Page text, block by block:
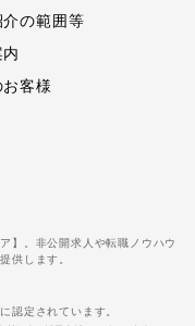
の範囲等
客様
】。非公開求人や転職ノウハウ
供します。
認定されています。